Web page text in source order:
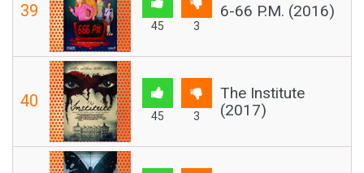
39
45 3
6-66 P.M. (2016)
40
45 3
The Institute
(2017)